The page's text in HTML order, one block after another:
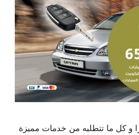
و كل ما تتطلبه من خدمات مميزة